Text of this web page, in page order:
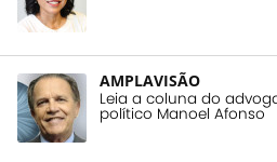
AMPLAVISÃO
Leia a coluna do
político Manoel Afonso